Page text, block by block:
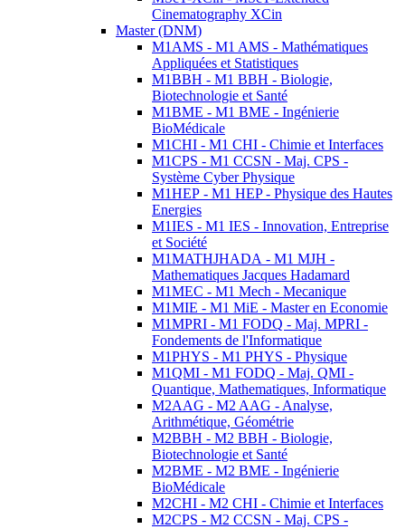
Cinematography XCin
Master (DNM)
M1AMS - M1 AMS - Mathématiques
Appliquées et Statistiques
M1BBH - M1 BBH - Biologie,
Biotechnologie et Santé
M1BME - M1 BME - Ingénierie
BioMédicale
M1CHI - M1 CHI - Chimie et Interfaces
M1CPS - M1 CCSN - Maj. CPS -
Système Cyber Physique
M1HEP - M1 HEP - Physique des Hautes
Energies
M1IES - M1 IES - Innovation, Entreprise
et Société
M1MATHJHADA - M1 MJH -
Mathematiques Jacques Hadamard
M1MEC - M1 Mech - Mecanique
M1MIE - M1 MiE - Master en Economie
M1MPRI - M1 FODQ - Maj. MPRI -
Fondements de l'Informatique
M1PHYS - M1 PHYS - Physique
M1QMI - M1 FODQ - Maj. QMI -
Quantique, Mathematiques, Informatique
M2AAG - M2 AAG - Analyse,
Arithmétique, Géométrie
M2BBH - M2 BBH - Biologie,
Biotechnologie et Santé
M2BME - M2 BME - Ingénierie
BioMédicale
M2CHI - M2 CHI - Chimie et Interfaces
M2CPS - M2 CCSN - Maj. CPS -